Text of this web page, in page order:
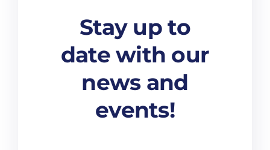
Stay up to
date with our
news and
events!